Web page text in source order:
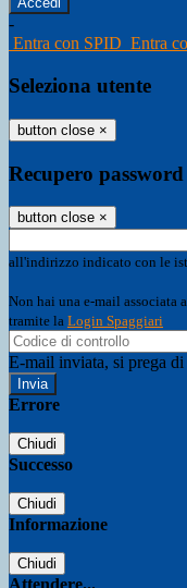
-
Entra con SPID Entra
Seleziona utente
button close ×
Recupero password
button close ×
all'indirizzo indicato con le
Non hai una e-mail associata
tramite la Login Spaggiari
E-mail inviata, si prega
Errore
Chiudi
Successo
Chiudi
Informazione
Chiudi